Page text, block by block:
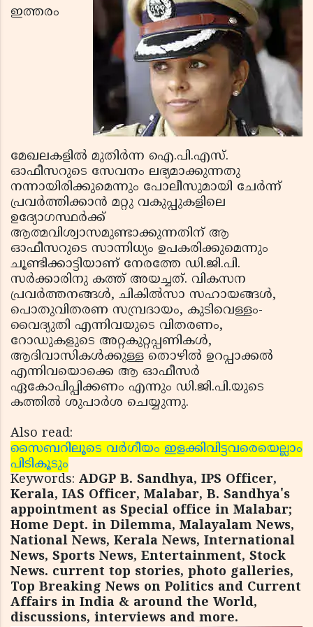
ഇത്തരം
മേഖലകളില്‍ മുതിര്‍ന്ന ഐ.പി.എസ്.
ഓഫീസറുടെ സേവനം ലഭ്യമാക്കുന്നതു
നന്നായിരിക്കുമെന്നും പോലീസുമായി ചേര്‍ന്ന്
പ്രവര്‍ത്തിക്കാന്‍ മറ്റു വകുപ്പുകളിലെ
ഉദ്യോഗസ്ഥര്‍ക്ക്
ആത്മവിശ്വാസമുണ്ടാക്കുന്നതിന് ആ
ഓഫീസറുടെ സാന്നിധ്യം ഉപകരിക്കുമെന്നും
ചൂണ്ടിക്കാട്ടിയാണ് നേരത്തേ ഡി.ജി.പി.
സര്‍ക്കാരിനു കത്ത് അയച്ചത്. വികസന
പ്രവര്‍ത്തനങ്ങള്‍, ചികില്‍സാ സഹായങ്ങള്‍,
പൊതുവിതരണ സമ്പ്രദായം, കുടിവെള്ളം-
വൈദ്യുതി എന്നിവയുടെ വിതരണം,
റോഡുകളുടെ അറ്റകുറ്റപ്പണികള്‍,
ആദിവാസികള്‍ക്കുള്ള തൊഴില്‍ ഉറപ്പാക്കല്‍
എന്നിവയൊക്കെ ആ ഓഫീസര്‍
ഏകോപിപ്പിക്കണം എന്നും ഡി.ജി.പി.യുടെ
കത്തില്‍ ശുപാര്‍ശ ചെയ്യുന്നു.
Also read:
സൈബറിലൂടെ വര്‍ഗീയം ഇളക്കിവിട്ടവരെയെല്ലാം
പിടികൂടും
Keywords: ADGP B. Sandhya, IPS Officer,
Kerala, IAS Officer, Malabar, B. Sandhya's
appointment as Special office in Malabar;
Home Dept. in Dilemma, Malayalam News,
National News, Kerala News, International
News, Sports News, Entertainment, Stock
News. current top stories, photo galleries,
Top Breaking News on Politics and Current
Affairs in India & around the World,
discussions, interviews and more.